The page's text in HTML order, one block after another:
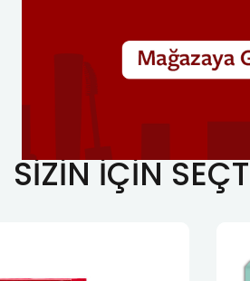
SIZIN İÇIN